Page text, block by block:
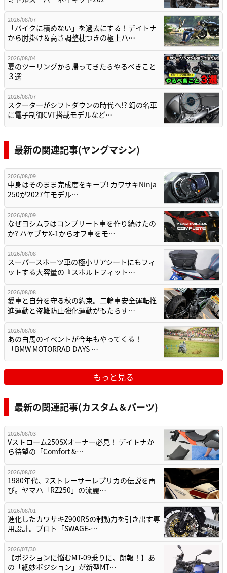
2026/08/07
「バイクに積めない」を過去にする！デイトナ
から肘掛け＆高さ調整枕つきの極上ハ…
2026/08/04
夏のツーリングから帰ってきたらやるべきこと
３選
2026/08/07
スクーターがシフトダウンの時代へ!? 幻の名車
に電子制御CVT搭載モデルなど…
最新の関連記事(ヤングマシン)
2026/08/09
中身はそのまま完成度をキープ! カワサキNinja
250が2027年モデル…
2026/08/09
なぜヨシムラはコンプリート車を作り続けたの
か? ハヤブサX-1からオフ車をモ…
2026/08/08
スーパースポーツ車の極小リアシートにもフィ
ットする大容量の『スポルトフィット…
2026/08/08
愛車と自分を守る秋の約束。二輪車安全運転推
進運動と盗難防止強化運動がもたらす…
2026/08/08
あの白馬のイベントが今年もやってくる！
「BMW MOTORRAD DAYS …
もっと見る
最新の関連記事(カスタム＆パーツ)
2026/08/03
Vストローム250SXオーナー必見！ デイトナか
ら待望の「Comfort &…
2026/08/02
1980年代、2ストレーサーレプリカの伝説を再
び。ヤマハ「RZ250」の流麗…
2026/08/01
進化したカワサキZ900RSの制動力を引き出す専
用設計。プロト「SWAGE-…
2026/07/30
【ポジションに悩むMT-09乗りに、朗報！】あ
の「絶妙ポジション」が新型MT…